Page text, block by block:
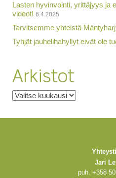
Lasten hyvinvointi, yrittäjyys ja
videot! 6.4.2025
Tarvitsemme yhteistä
Tyhjät jauhelihahyllyt eivät ole
Arkistot
Arkistot
Jari
puh. +358